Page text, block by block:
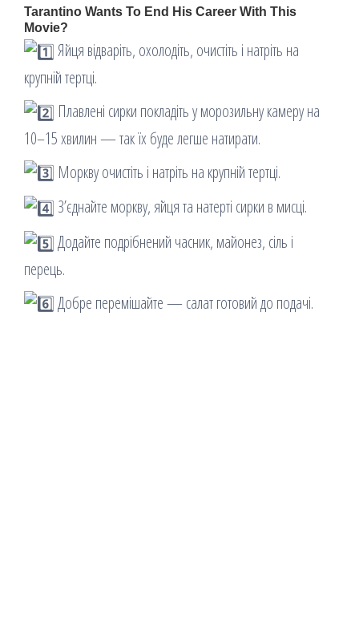
Яйця відваріть, охолодіть, очистіть і натріть на
крупній тертці.
Плавлені сирки покладіть у морозильну камеру на
10–15 хвилин — так їх буде легше натирати.
Моркву очистіть і натріть на крупній тертці.
З’єднайте моркву, яйця та натерті сирки в мисці.
Додайте подрібнений часник, майонез, сіль і
перець.
Добре перемішайте — салат готовий до подачі.